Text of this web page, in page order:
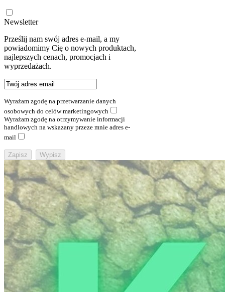
Newsletter
Prześlij nam swój adres e-mail, a my
powiadomimy Cię o nowych produktach,
najlepszych cenach, promocjach i
wyprzedażach.
Wyrażam zgodę na przetwarzanie danych
osobowych do celów marketingowych
Wyrażam zgodę na otrzymywanie informacji
handlowych na wskazany przeze mnie adres e-
mail